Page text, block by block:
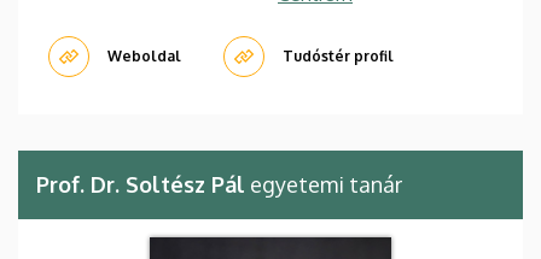
Weboldal Tudóstér profil
Prof. Dr. Soltész Pál egyetemi tanár